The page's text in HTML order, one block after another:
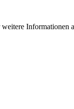
Informationen